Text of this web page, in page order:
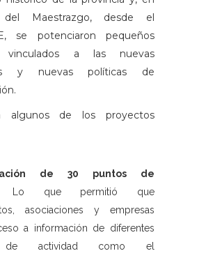
del Maestrazgo, desde el
se potenciaron pequeños
vinculados a las nuevas
y nuevas políticas de
algunos de los proyectos
de 30 puntos de
Lo que permitió que
asociaciones y empresas
a información de diferentes
de actividad como el